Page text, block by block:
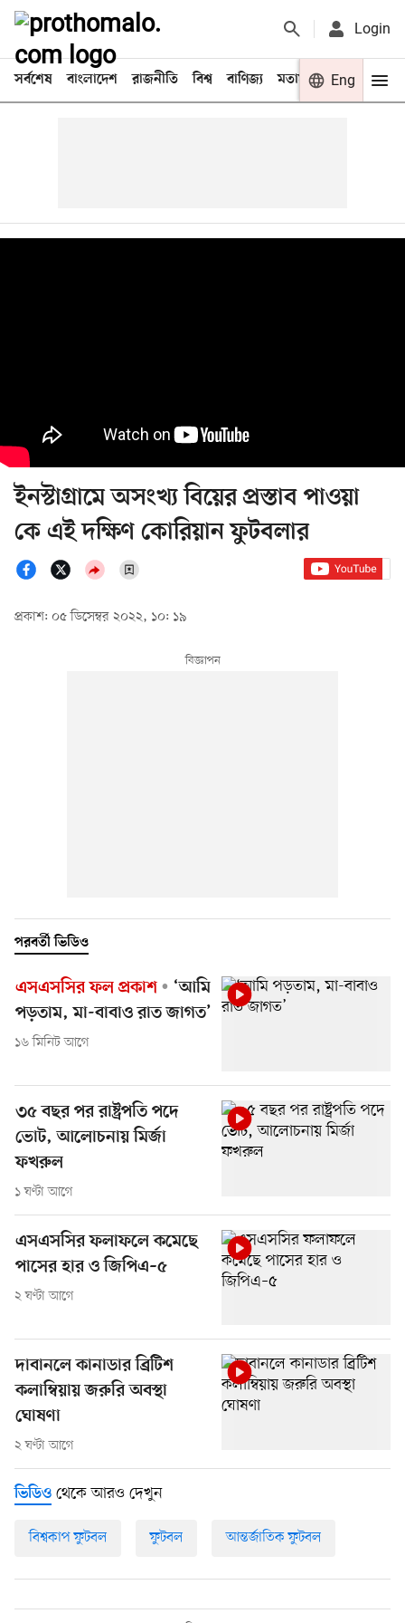
Login
সর্বশেষ বাংলাদেশ রাজনীতি বিশ্ব বাণিজ্য মতামত খেলা
Eng
ইনস্টাগ্রামে অসংখ্য বিয়ের প্রস্তাব পাওয়া
কে এই দক্ষিণ কোরিয়ান ফুটবলার
প্রকাশ: ০৫ ডিসেম্বর ২০২২, ১০: ১৯
পরবর্তী ভিডিও
এসএসসির ফল প্রকাশ
‘আমি
পড়তাম, মা-বাবাও রাত জাগত’
১৬ মিনিট আগে
৩৫ বছর পর রাষ্ট্রপতি পদে
ভোট, আলোচনায় মির্জা
ফখরুল
১ ঘণ্টা আগে
এসএসসির ফলাফলে কমেছে
পাসের হার ও জিপিএ–৫
২ ঘণ্টা আগে
দাবানলে কানাডার ব্রিটিশ
কলাম্বিয়ায় জরুরি অবস্থা
ঘোষণা
২ ঘণ্টা আগে
ভিডিও থেকে আরও দেখুন
বিশ্বকাপ ফুটবল ফুটবল আন্তর্জাতিক ফুটবল